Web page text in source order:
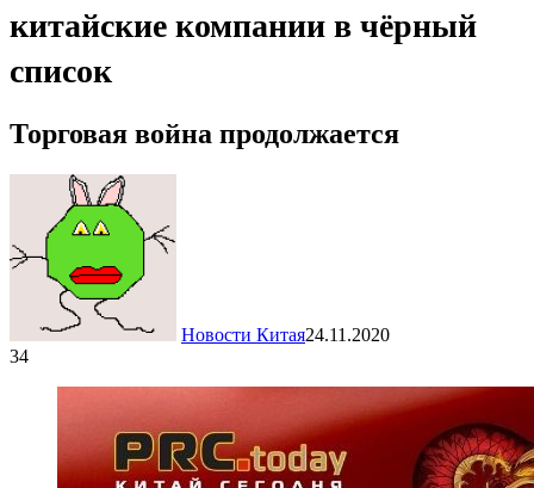
китайские компании в чёрный
список
Торговая война продолжается
Новости Китая24.11.2020
34